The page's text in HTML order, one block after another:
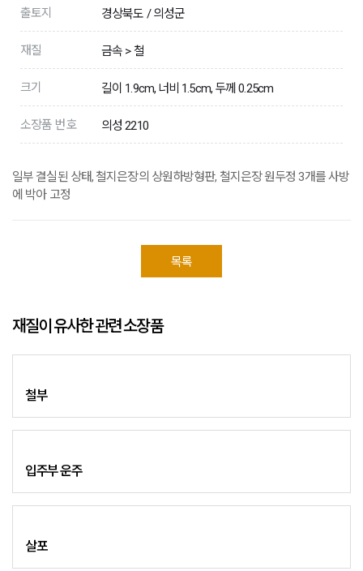
출토지 경상북도 / 의성군
재질 금속 > 철
크기 길이 1.9cm, 너비 1.5cm, 두께 0.25cm
소장품 번호 의성 2210
일부 결실된 상태, 철지은장의 상원하방형판, 철지은장 원두정 3개를 사방
에 박아 고정
목록
재질이 유사한 관련 소장품
철부
입주부 운주
살포